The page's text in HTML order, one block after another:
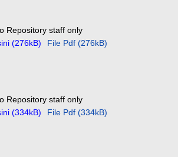
Repository staff only
(276kB)
File Pdf (276kB)
Repository staff only
(334kB)
File Pdf (334kB)